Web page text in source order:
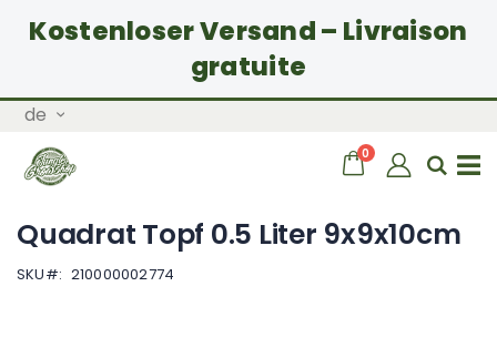
Kostenloser Versand – Livraison
gratuite
Zum
springen
Sprache
de
Wagen
0 Artikel
Quadrat Topf 0.5 Liter 9x9x10cm
SKU 210000002774